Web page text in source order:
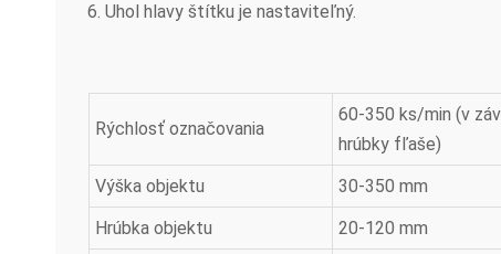
Uhol hlavy štítku je nastaviteľný.
Rýchlosť označovania
60-350 ks/min (v
hrúbky fľaše)
Výška objektu
30-350 mm
Hrúbka objektu
20-120 mm